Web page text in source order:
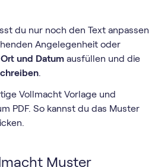
du nur noch den Text anpassen
Angelegenheit oder
Ort und Datum ausfüllen und die
.
Vollmacht Vorlage und
PDF. So kannst du das Muster
Muster